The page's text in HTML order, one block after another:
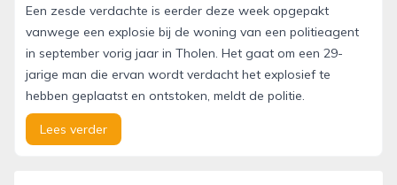
Een zesde verdachte is eerder deze week opgepakt
vanwege een explosie bij de woning van een politieagent
in september vorig jaar in Tholen. Het gaat om een 29-
jarige man die ervan wordt verdacht het explosief te
hebben geplaatst en ontstoken, meldt de politie.
Lees verder